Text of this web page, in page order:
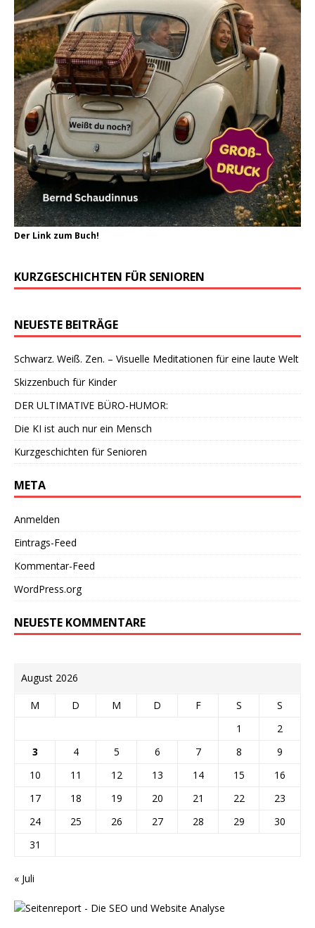
Der Link zum Buch!
KURZGESCHICHTEN FÜR SENIOREN
NEUESTE BEITRÄGE
Schwarz. Weiß. Zen. – Visuelle Meditationen für eine laute Welt
Skizzenbuch für Kinder
DER ULTIMATIVE BÜRO-HUMOR:
Die KI ist auch nur ein Mensch
Kurzgeschichten für Senioren
META
Anmelden
Eintrags-Feed
Kommentar-Feed
WordPress.org
NEUESTE KOMMENTARE
August 2026
M D M D F S
S
1
2
3
4 5 6 7 8
9
10
11 12 13 14 15
16
17
18 19 20 21 22
23
24
25 26 27 28 29
30
31
« Juli